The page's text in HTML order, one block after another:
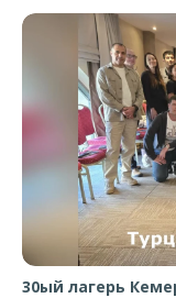
30ый лагерь